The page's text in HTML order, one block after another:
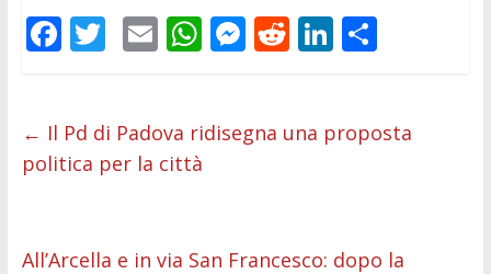
F
b
o
k
T
er
E
l
W
s
A
p
M
e
er
R
di
Li
e
C
di
← Il Pd di Padova ridisegna una proposta
politica per la città
All’Arcella e in via San Francesco: dopo la